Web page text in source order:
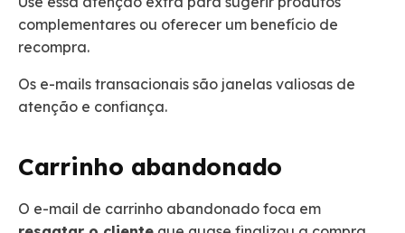
complementares ou oferecer um benefício de
recompra.
Os e-mails transacionais são janelas valiosas de
atenção e confiança.
Carrinho abandonado
O e-mail de carrinho abandonado foca em